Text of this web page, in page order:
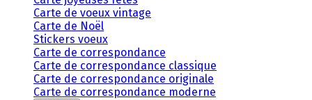
Carte de voeux vintage
Carte de Noël
Stickers voeux
Carte de correspondance
Carte de correspondance classique
Carte de correspondance originale
Carte de correspondance moderne